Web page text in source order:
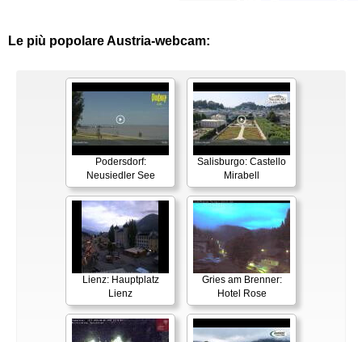
Le più popolare Austria-webcam:
Podersdorf:
Neusiedler See
Salisburgo: Castello
Mirabell
Lienz: Hauptplatz
Lienz
Gries am Brenner:
Hotel Rose